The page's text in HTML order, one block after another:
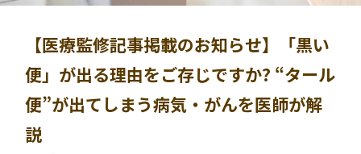
【医療監修記事掲載のお知らせ】「黒い
便」が出る理由をご存じですか? “タール
便”が出てしまう病気・がんを医師が解
説